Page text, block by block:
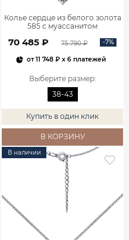
Колье сердце из белого золота
585 с муассанитом
70 485 ₽ 75 790 ₽ -7%
от11 748 ₽x 6 платежей
Выберите размер:
38-43
Купить в один клик
В КОРЗИНУ
В наличии